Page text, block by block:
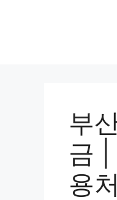
부
금
용